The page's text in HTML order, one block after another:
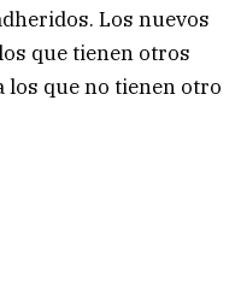
Los nuevos
que tienen otros
los que no tienen otro